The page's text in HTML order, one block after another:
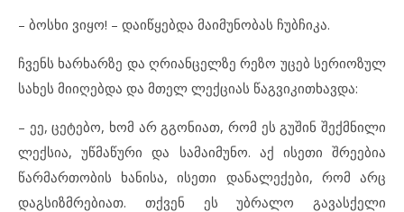
– ბოსხი ვიყო! – დაიწყებდა მაიმუნობას ჩუბჩიკა.
ჩვენს ხარხარზე და ღრიანცელზე რეზო უცებ სერიოზულ
სახეს მიიღებდა და მთელ ლექციას წაგვიკითხავდა:
– ეე, ცეტებო, ხომ არ გგონიათ, რომ ეს გუშინ შექმნილი
ლექსია, უწმაწური და სამაიმუნო. აქ ისეთი შრეებია
წარმართობის ხანისა, ისეთი დანალექები, რომ არც
დაგსიზმრებიათ. თქვენ ეს უბრალო გავასქელი